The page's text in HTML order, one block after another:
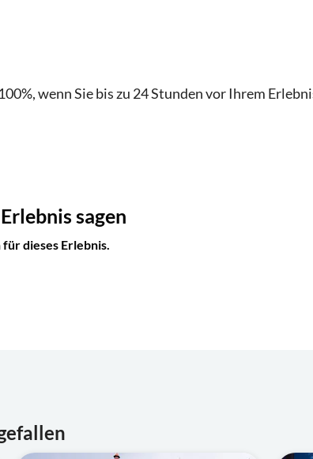
wenn Sie bis zu 24 Stunden vor Ihrem
sagen
dieses Erlebnis.